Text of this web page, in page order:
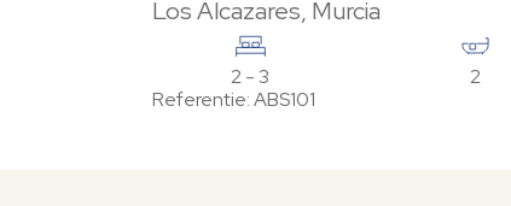
Los Alcazares, Murcia
2 - 3 2
Referentie: ABS101